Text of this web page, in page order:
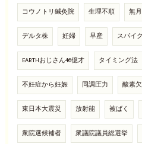
コウノトリ鍼灸院 生理不順 無
デルタ株 妊婦 早産 スパイ
EARTHおじさん46億才 タイミング法
不妊症から妊娠 同調圧力 酸素
東日本大震災 放射能 被ばく
衆院選候補者 衆議院議員総選挙